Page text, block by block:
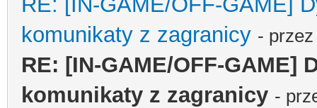
komunikaty z zagranicy -
RE: [IN-GAME/OFF-
komunikaty z zagranicy -